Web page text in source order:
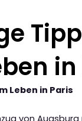
Leben in Paris